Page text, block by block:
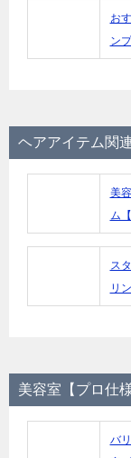
お
ン
ヘアアイテム関
美
ム
ス
リ
美容室【プロ仕
バ